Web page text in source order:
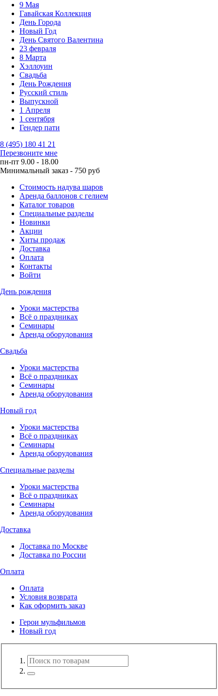
9 Мая
Гавайская Коллекция
День Города
Новый Год
День Святого Валентина
23 февраля
8 Марта
Хэллоуин
Свадьба
День Рождения
Русский стиль
Выпускной
1 Апреля
1 сентября
Гендер пати
8 (495) 180 41 21
Перезвоните мне
пн-пт 9.00 - 18.00
Минимальный заказ - 750 руб
Стоимость надува шаров
Аренда баллонов с гелием
Каталог товаров
Специальные разделы
Новинки
Акции
Хиты продаж
Доставка
Оплата
Контакты
Войти
День рождения
Уроки мастерства
Всё о праздниках
Семинары
Аренда оборудования
Свадьба
Уроки мастерства
Всё о праздниках
Семинары
Аренда оборудования
Новый год
Уроки мастерства
Всё о праздниках
Семинары
Аренда оборудования
Специальные разделы
Уроки мастерства
Всё о праздниках
Семинары
Аренда оборудования
Доставка
Доставка по Москве
Доставка по России
Оплата
Оплата
Условия возврата
Как оформить заказ
Герои мульфильмов
Новый год